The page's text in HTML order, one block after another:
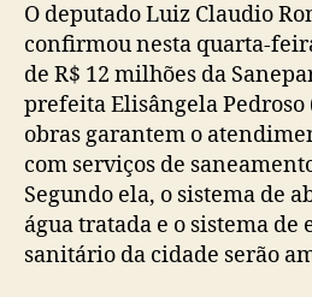
O deputado Luiz Claudio
confirmou nesta quarta-
de R$ 12 milhões da
prefeita Elisângela Pedroso
obras garantem o
com serviços de
Segundo ela, o sistema de
água tratada e o sistema de
sanitário da cidade serão